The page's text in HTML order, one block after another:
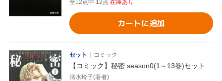
全12点中 12点 在庫あり
カートに追加
セット コミック
【コミック】秘密 season0(1～13巻)セット
清水玲子(著者)